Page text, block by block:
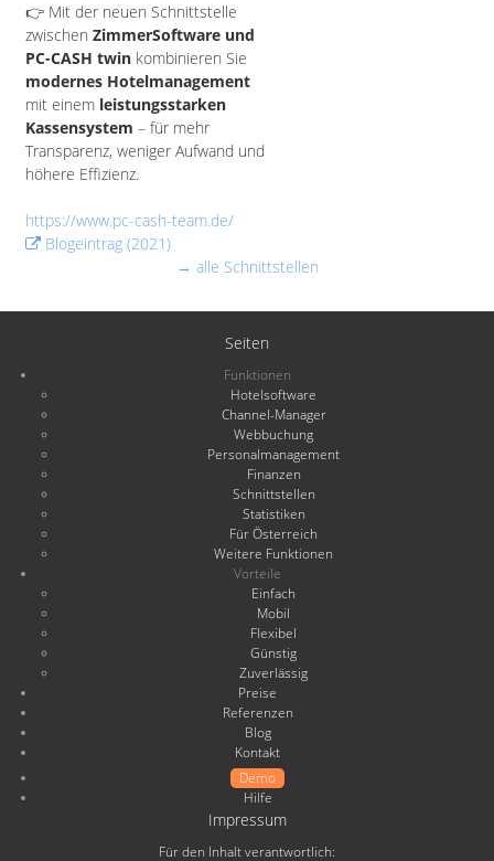
👉 Mit der neuen Schnittstelle
zwischen ZimmerSoftware und
PC-CASH twin kombinieren Sie
modernes Hotelmanagement
mit einem leistungsstarken
Kassensystem – für mehr
Transparenz, weniger Aufwand und
höhere Effizienz.
https://www.pc-cash-team.de/
Blogeintrag (2021)
→ alle Schnittstellen
Seiten
Funktionen
Hotelsoftware
Channel-Manager
Webbuchung
Personalmanagement
Finanzen
Schnittstellen
Statistiken
Für Österreich
Weitere Funktionen
Vorteile
Einfach
Mobil
Flexibel
Günstig
Zuverlässig
Preise
Referenzen
Blog
Kontakt
Demo
Hilfe
Impressum
Für den Inhalt verantwortlich: